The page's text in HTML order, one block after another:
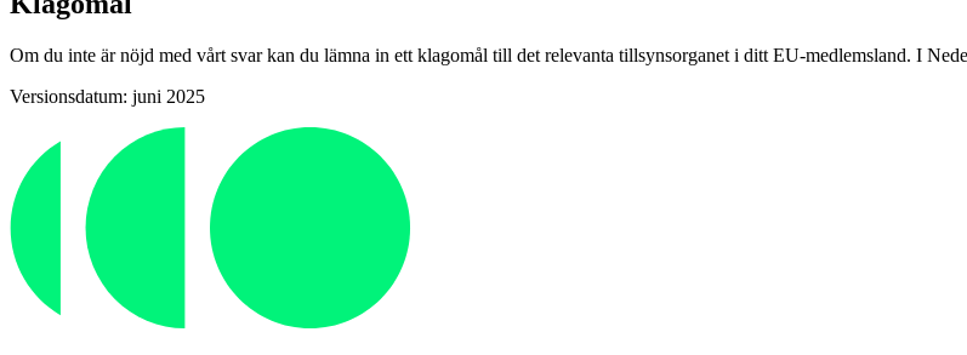
Om du inte är nöjd med vårt svar kan du lämna in ett klagomål till det relevanta tillsynsorganet i ditt EU-medlemsland. I
Versionsdatum: juni 2025